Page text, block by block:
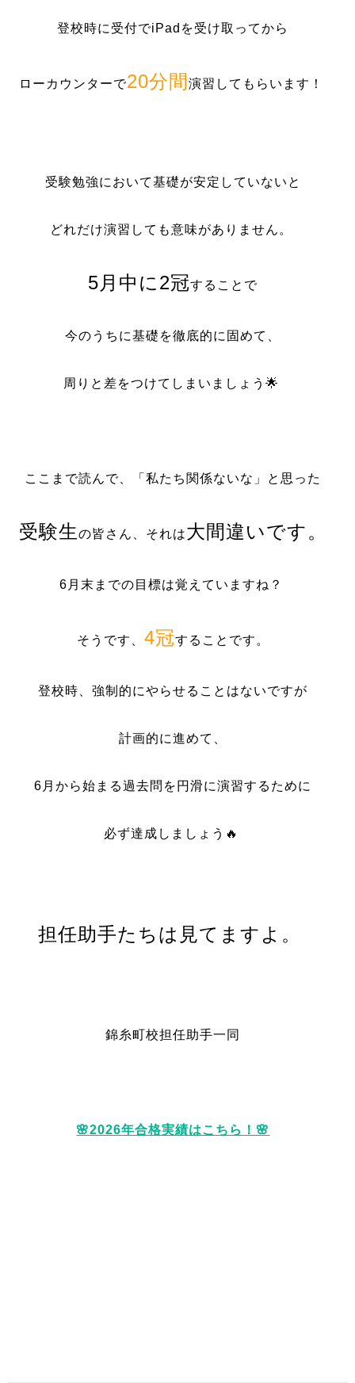
登校時に受付でiPadを受け取ってから
ローカウンターで20分間 演習してもらいます！
受験勉強において基礎が安定していないと
どれだけ演習しても意味がありません。
5月中に2冠することで
今のうちに基礎を徹底的に固めて、
周りと差をつけてしまいましょう🌟
ここまで読んで、「私たち関係ないな」と思った
受験生の皆さん、それは大間違いです。
6月末までの目標は覚えていますね？
そうです、 4冠することです。
登校時、強制的にやらせることはないですが
計画的に進めて、
6月から始まる過去問を円滑に演習するために
必ず達成しましょう🔥
担任助手たちは見てますよ。
錦糸町校担任助手一同
🌸2026年合格実績はこちら！🌸